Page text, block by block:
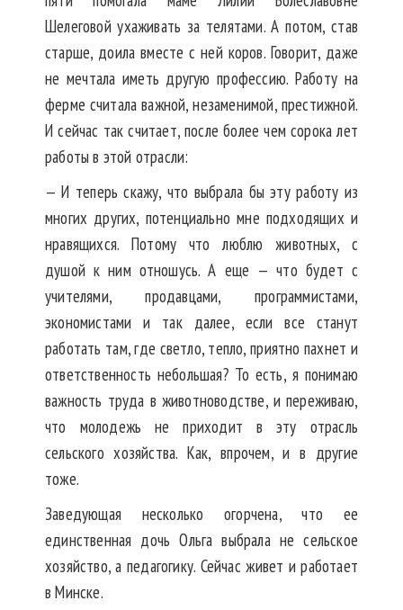
Шелеговой ухаживать за телятами. А потом, став
старше, доила вместе с ней коров. Говорит, даже
не мечтала иметь другую профессию. Работу на
ферме считала важной, незаменимой, престижной.
И сейчас так считает, после более чем сорока лет
работы в этой отрасли:
— И теперь скажу, что выбрала бы эту работу из
многих других, потенциально мне подходящих и
нравящихся. Потому что люблю животных, с
душой к ним отношусь. А еще — что будет с
учителями, продавцами, программистами,
экономистами и так далее, если все станут
работать там, где светло, тепло, приятно пахнет и
ответственность небольшая? То есть, я понимаю
важность труда в животноводстве, и переживаю,
что молодежь не приходит в эту отрасль
сельского хозяйства. Как, впрочем, и в другие
тоже.
Заведующая несколько огорчена, что ее
единственная дочь Ольга выбрала не сельское
хозяйство, а педагогику. Сейчас живет и работает
в Минске.